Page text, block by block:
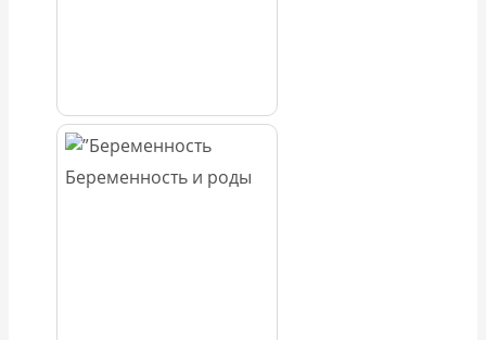
Беременность и роды